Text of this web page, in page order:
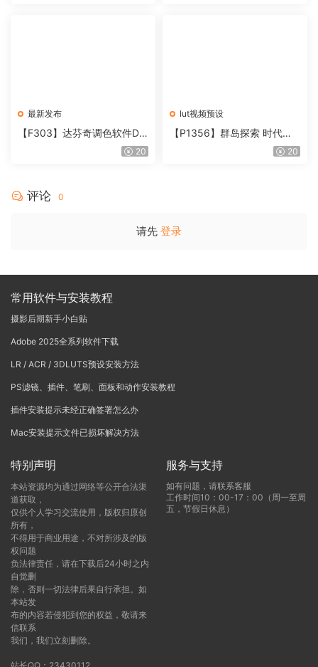
最新发布
【F303】达芬奇调色软件Da
Vinci Resolve Studio21.0.320
lut视频预设
【P1356】群岛探索 时代马
戏团 – QUEST 60 调色预设A
20
评论 0
请先 登录
常用软件与安装教程
摄影后期新手小白贴
Adobe 2025全系列软件下载
LR / ACR / 3DLUTS预设安装方法
PS滤镜、插件、笔刷、面板和动作安装教程
插件安装提示未经正确签署怎么办
Mac安装提示文件已损坏解决方法
特别声明
本站资源均为通过网络等公开合法渠
道获取，
仅供个人学习交流使用，版权归原创
所有，
不得用于商业用途，不对所涉及的版
权问题
负法律责任，请在下载后24小时之内
自觉删
除，否则一切法律后果自行承担。如
本站发
布的内容若侵犯到您的权益，敬请来
信联系
我们，我们立刻删除。
服务与支持
如有问题，请联系客服
工作时间10：00-17：00（周一至周
五，节假日休息）